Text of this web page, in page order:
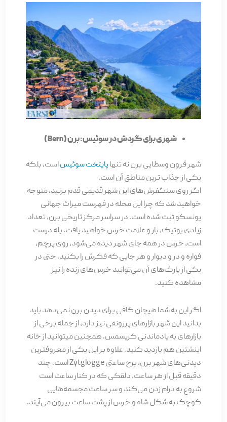
شهری برای گردش در سوئیس: برن ( Bern )
شهر قرون وسطایی برن نه تنهاپایتخت سوئیساست، بلکه
یکی از جذاب ترین مناطق آن است.
اگر روی سنگفرش­‌های این شهر قدیمی قدم بزنید، متوجه
خواهید شد که چرا این محله در فهرست میراث جهانی
یونسکو ثبت شده است. در سراسر مرکز تاریخی برن، تعداد
زیادی بوتیک، بار و علامت خرس خواهید یافت. بله درست
است، خرس در همه جای شهر دیده می­‌شود، روی پرچم،
فواره و در و دیوار و هر جایی که فکرش را بکنید. حتی در
یکی از پارک‌های آن می­‌توانید خرس‌­های زنده را نیز
مشاهده کنید.
اگر این به شما هیجان کافی برای دیدن برن نمی­‌دهد باید
بدانید این شهر بازارهای پررونقی نیز دارد، از جمله برخی از
بازارهای به یادماندنی کریسمس. همچنین می­توانید از خانه
اینشتین هم بازدید کنید. علاوه بر این یکی از معروفترین
دیدنی‌های شهر برن، برج ساعتی‌ Zytglogge است. چند
دقیقه قبل از هر ساعت، دلقکی که در کنار ساعت است
شروع به درام زدن می‌­کند و سر ساعت مجسمه‌هایی
کوچک به شکل شاه و خرس از پشت ساعت بیرون می‌آیند.